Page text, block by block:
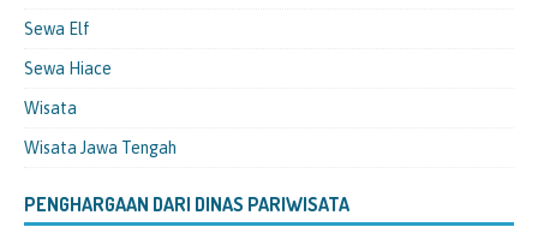
Sewa Elf
Sewa Hiace
Wisata
Wisata Jawa Tengah
PENGHARGAAN DARI DINAS PARIWISATA